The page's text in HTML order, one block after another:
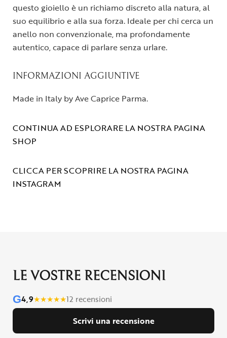
questo gioiello è un richiamo discreto alla natura, al
suo equilibrio e alla sua forza. Ideale per chi cerca un
anello non convenzionale, ma profondamente
autentico, capace di parlare senza urlare.
INFORMAZIONI AGGIUNTIVE
Made in Italy by Ave Caprice Parma.
CONTINUA AD ESPLORARE LA NOSTRA PAGINA
SHOP
CLICCA PER SCOPRIRE LA NOSTRA PAGINA
INSTAGRAM
LE VOSTRE RECENSIONI
G4,9★★★★★12 recensioni
Scrivi una recensione